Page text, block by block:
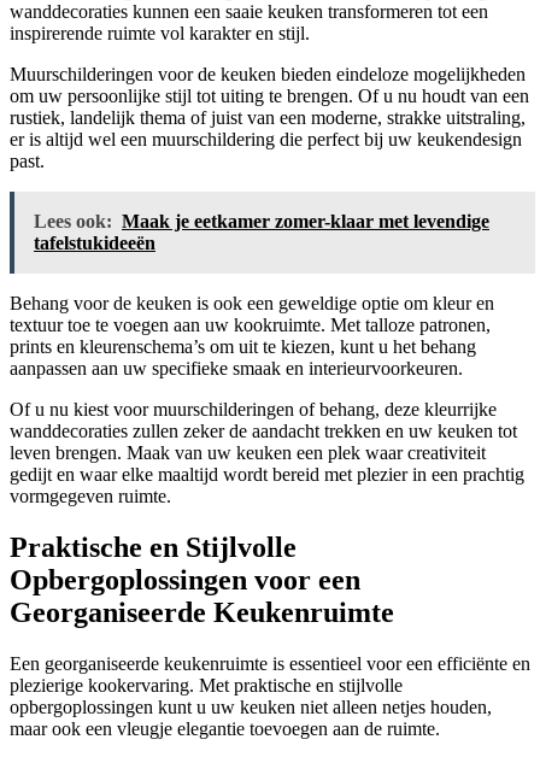
wanddecoraties kunnen een saaie keuken transformeren tot een
inspirerende ruimte vol karakter en stijl.
Muurschilderingen voor de keuken bieden eindeloze mogelijkheden
om uw persoonlijke stijl tot uiting te brengen. Of u nu houdt van een
rustiek, landelijk thema of juist van een moderne, strakke uitstraling,
er is altijd wel een muurschildering die perfect bij uw keukendesign
past.
Lees ook: Maak je eetkamer zomer-klaar met levendige
tafelstukideeën
Behang voor de keuken is ook een geweldige optie om kleur en
textuur toe te voegen aan uw kookruimte. Met talloze patronen,
prints en kleurenschema’s om uit te kiezen, kunt u het behang
aanpassen aan uw specifieke smaak en interieurvoorkeuren.
Of u nu kiest voor muurschilderingen of behang, deze kleurrijke
wanddecoraties zullen zeker de aandacht trekken en uw keuken tot
leven brengen. Maak van uw keuken een plek waar creativiteit
gedijt en waar elke maaltijd wordt bereid met plezier in een prachtig
vormgegeven ruimte.
Praktische en Stijlvolle
Opbergoplossingen voor een
Georganiseerde Keukenruimte
Een georganiseerde keukenruimte is essentieel voor een efficiënte en
plezierige kookervaring. Met praktische en stijlvolle
opbergoplossingen kunt u uw keuken niet alleen netjes houden,
maar ook een vleugje elegantie toevoegen aan de ruimte.